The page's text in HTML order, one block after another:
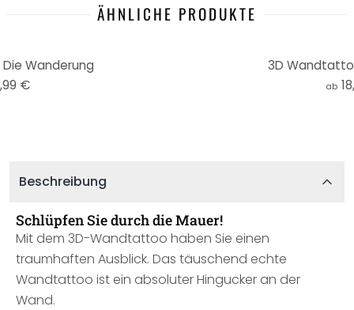
ÄHNLICHE PRODUKTE
Wanderung
€
3D
ab
Beschreibung
Schlüpfen Sie durch die Mauer!
Mit dem 3D-Wandtattoo haben Sie einen
traumhaften Ausblick. Das täuschend echte
Wandtattoo ist ein absoluter Hingucker an der
Wand.